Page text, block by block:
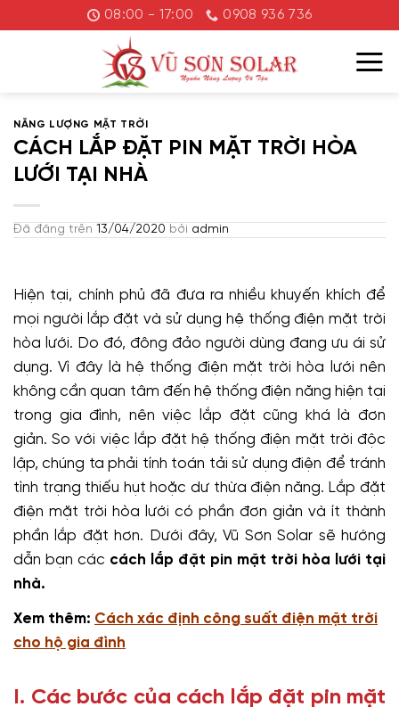
đến
08:00 - 17:00 0908 936 736
NĂNG LƯỢNG MẶT TRỜI
CÁCH LẮP ĐẶT PIN MẶT TRỜI HÒA
LƯỚI TẠI NHÀ
Đã đăng trên 13/04/2020 bởi admin
Hiện tại, chính phủ đã đưa ra nhiều khuyến khích để
mọi người lắp đặt và sử dụng hệ thống điện mặt trời
hòa lưới. Do đó, đông đảo người dùng đang ưu ái sử
dụng. Vì đây là hệ thống điện mặt trời hòa lưới nên
không cần quan tâm đến hệ thống điện năng hiện tại
trong gia đình, nên việc lắp đặt cũng khá là đơn
giản.So với việc lắp đặt hệ thống điện mặt trời độc
lập, chúng ta phải tính toán tải sử dụng điện để tránh
tình trạng thiếu hụt hoặc dư thừa điện năng. Lắp đặt
điện mặt trời hòa lưới có phần đơn giản và ít thành
phần lắp đặt hơn. Dưới đây, Vũ Sơn Solar sẽ hướng
dẫn bạn các cách lắp đặt pin mặt trời hòa lưới tại
nhà.
Xem thêm: Cách xác định công suất điện mặt trời
cho hộ gia đình
I. Các bước của cách lắp đặt pin mặt